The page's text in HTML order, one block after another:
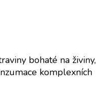
bohaté na živiny,
komplexních